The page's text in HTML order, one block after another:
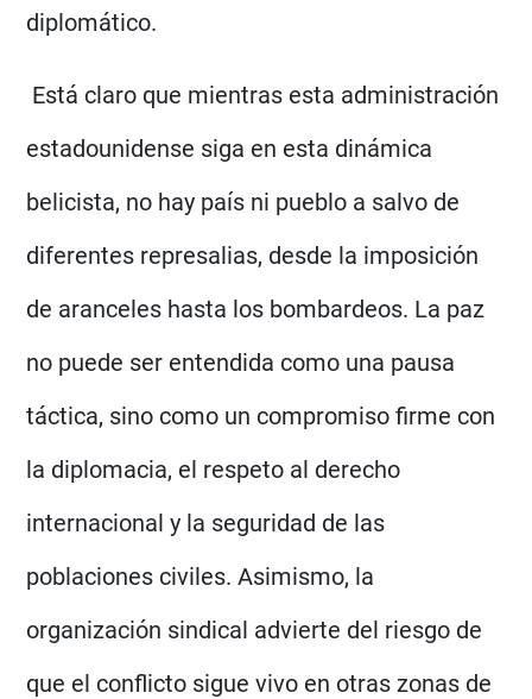
diplomático.
Está claro que mientras esta administración
estadounidense siga en esta dinámica
belicista, no hay país ni pueblo a salvo de
diferentes represalias, desde la imposición
de aranceles hasta los bombardeos. La paz
no puede ser entendida como una pausa
táctica, sino como un compromiso firme con
la diplomacia, el respeto al derecho
internacional y la seguridad de las
poblaciones civiles. Asimismo, la
organización sindical advierte del riesgo de
que el conflicto sigue vivo en otras zonas de